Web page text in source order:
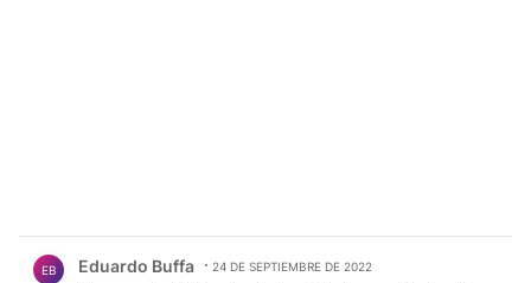
EB Eduardo Buffa 24 DE SEPTIEMBRE DE 2022